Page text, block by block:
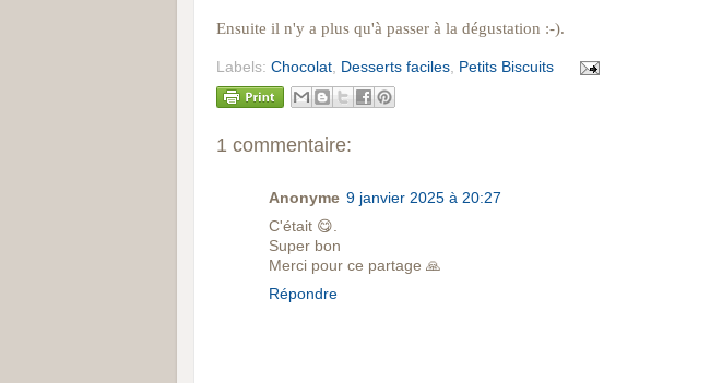
Ensuite il n'y a plus qu'à passer à la dégustation :-).
Labels: Chocolat Desserts faciles Petits Biscuits
1 commentaire:
Anonyme 9 janvier 2025 à 20:27
C'était 😋.
Super bon
Merci pour ce partage 🙏
Répondre